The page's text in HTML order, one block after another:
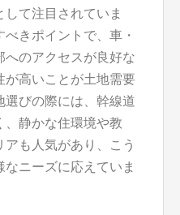
て注目されていま
きポイントで、車・
へのアクセスが良好な
が高いことが土地需要
選びの際には、幹線道
、静かな住環境や教
も人気があり、こう
ニーズに応えていま